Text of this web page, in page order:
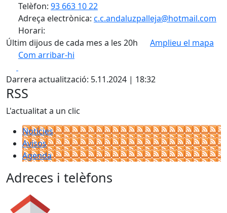
Telèfon: 93 663 10 22
Adreça electrònica: c.c.andaluzpalleja@hotmail.com
Horari:
Últim dijous de cada mes a les 20h
Amplieu el mapa
Com arribar-hi
+
−
Darrera actualització: 5.11.2024 | 18:32
RSS
L'actualitat a un clic
Notícies
Avisos
Agenda
Adreces i telèfons